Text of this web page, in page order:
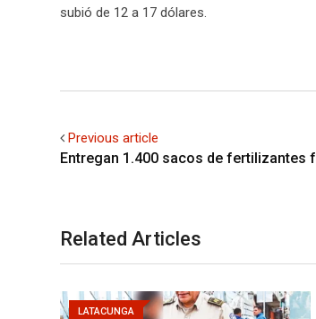
subió de 12 a 17 dólares.
Previous article
Entregan 1.400 sacos de fertilizantes
Related Articles
LATACUNGA